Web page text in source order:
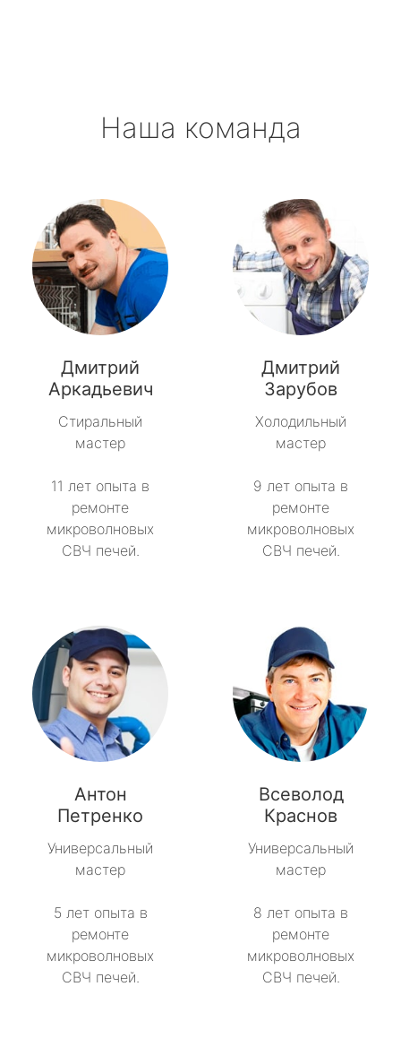
Наша команда
Дмитрий
Аркадьевич
Стиральный
мастер
11 лет опыта в
ремонте
микроволновых
СВЧ печей.
Дмитрий
Зарубов
Холодильный
мастер
9 лет опыта в
ремонте
микроволновых
СВЧ печей.
Антон
Петренко
Универсальный
мастер
5 лет опыта в
ремонте
микроволновых
СВЧ печей.
Всеволод
Краснов
Универсальный
мастер
8 лет опыта в
ремонте
микроволновых
СВЧ печей.